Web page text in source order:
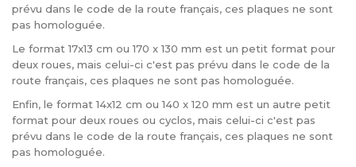
prévu dans le code de la route français, ces plaques ne sont
pas homologuée.
Le format 17x13 cm ou 170 x 130 mm est un petit format pour
deux roues, mais celui-ci c'est pas prévu dans le code de la
route français, ces plaques ne sont pas homologuée.
Enfin, le format 14x12 cm ou 140 x 120 mm est un autre petit
format pour deux roues ou cyclos, mais celui-ci c'est pas
prévu dans le code de la route français, ces plaques ne sont
pas homologuée.